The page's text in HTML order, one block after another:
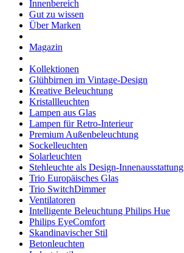
Innenbereich
Gut zu wissen
Über Marken
Magazin
Kollektionen
Glühbirnen im Vintage-Design
Kreative Beleuchtung
Kristallleuchten
Lampen aus Glas
Lampen für Retro-Interieur
Premium Außenbeleuchtung
Sockelleuchten
Solarleuchten
Stehleuchte als Design-Innenausstattung
Trio Europäisches Glas
Trio SwitchDimmer
Ventilatoren
Intelligente Beleuchtung Philips Hue
Philips EyeComfort
Skandinavischer Stil
Betonleuchten